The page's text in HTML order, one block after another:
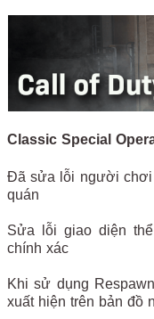
Classic Special
Đã sửa lỗi người chơi
quán
Sửa lỗi giao diện
chính xác
Khi sử dụng
xuất hiện trên bản đồ